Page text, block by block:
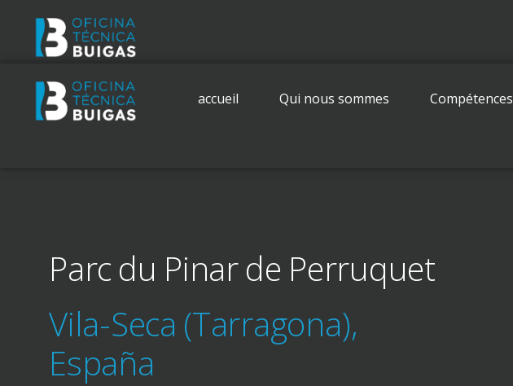
accueil Qui nous sommes Compétences
Parc du Pinar de Perruquet
Vila-Seca (Tarragona),
España